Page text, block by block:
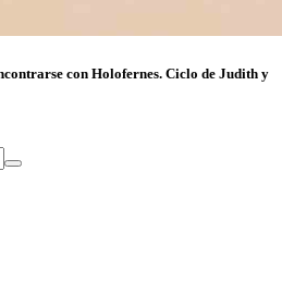
con Holofernes. Ciclo de Judith y